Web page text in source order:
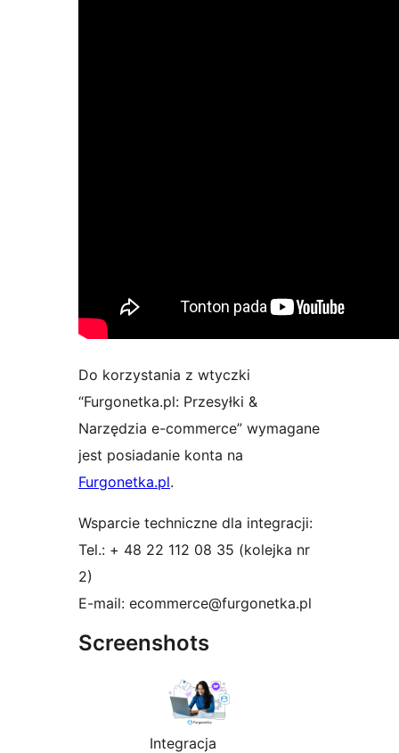
Do korzystania z wtyczki
“Furgonetka.pl: Przesyłki &
Narzędzia e-commerce” wymagane
jest posiadanie konta na
Furgonetka.pl.
Wsparcie techniczne dla integracji:
Tel.: + 48 22 112 08 35 (kolejka nr
2)
E-mail: ecommerce@furgonetka.pl
Screenshots
Integracja